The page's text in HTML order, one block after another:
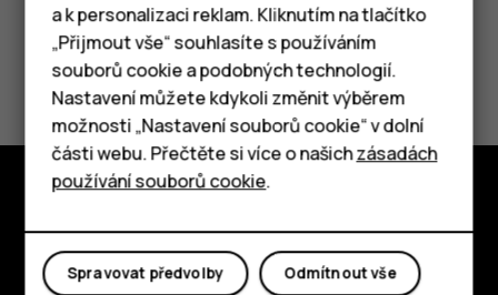
Chytré telefony
Tlačítkové telefony
Tablety
Pomohlo vám to?
Ano Ne
O nás
a k personalizaci reklam. Kliknutím na tlačítko
„Přijmout vše“ souhlasíte s používáním
souborů cookie a podobných technologií.
Nastavení můžete kdykoli změnit výběrem
možnosti „Nastavení souborů cookie“ v dolní
části webu. Přečtěte si více o našichzásadách
používání souborů cookie.
Odmítnout vše
Spravovat předvolby